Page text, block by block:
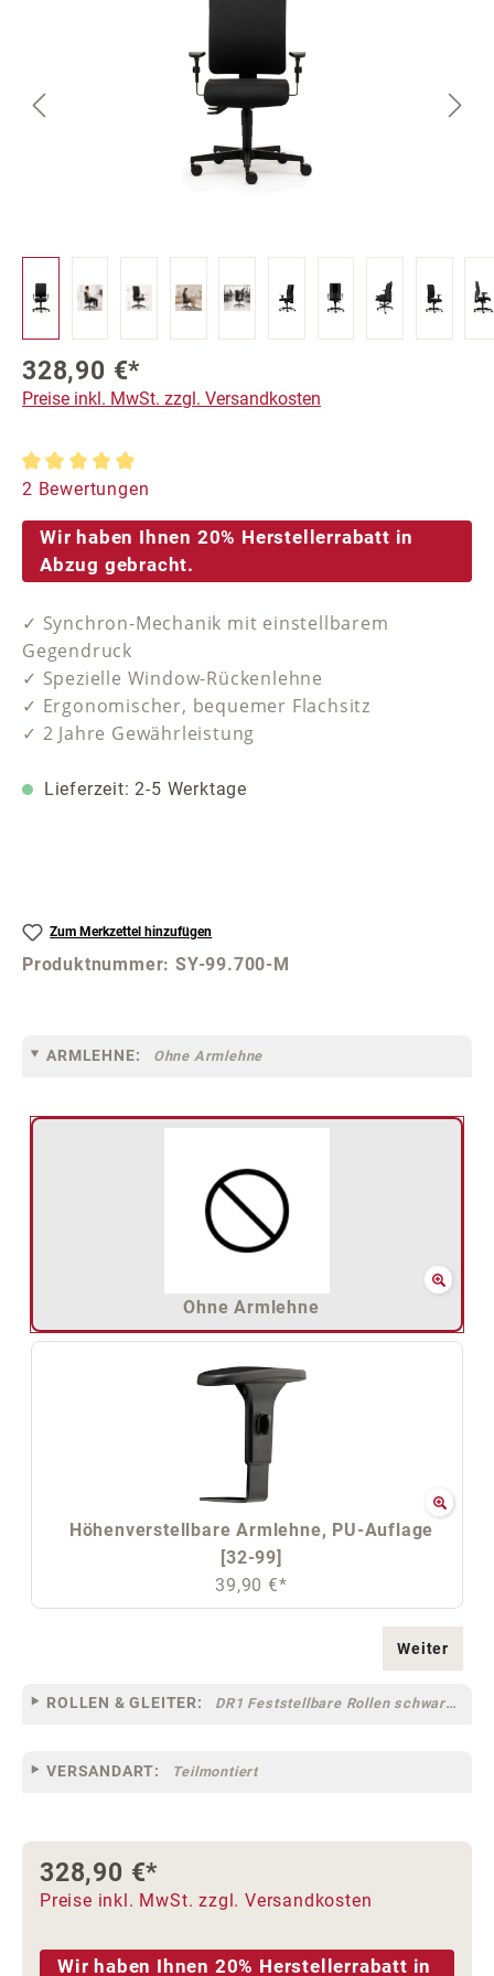
328,90 €*
Preise inkl. MwSt. zzgl. Versandkosten
Durchschnittliche Bewertung von 5 von 5 Sternen
2 Bewertungen
Wir haben Ihnen 20% Herstellerrabatt in
Abzug gebracht.
✓ Synchron-Mechanik mit einstellbarem
Gegendruck
✓ Spezielle Window-Rückenlehne
✓ Ergonomischer, bequemer Flachsitz
✓ 2 Jahre Gewährleistung
Lieferzeit: 2-5 Werktage
Zum Merkzettel hinzufügen
Produktnummer:SY-99.700-M
ARMLEHNE: Ohne Armlehne
Ohne Armlehne
Höhenverstellbare Armlehne, PU-Auflage
[32-99]
39,90 €*
Weiter
ROLLEN & GLEITER: DR1 Feststellbare Rollen schwarz für Teppichböden [10F]
VERSANDART: Teilmontiert
328,90 €*
Preise inkl. MwSt. zzgl. Versandkosten
Wir haben Ihnen 20% Herstellerrabatt in